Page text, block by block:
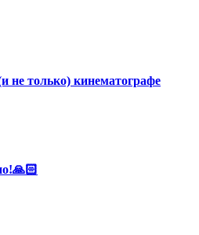
не только) кинематографе